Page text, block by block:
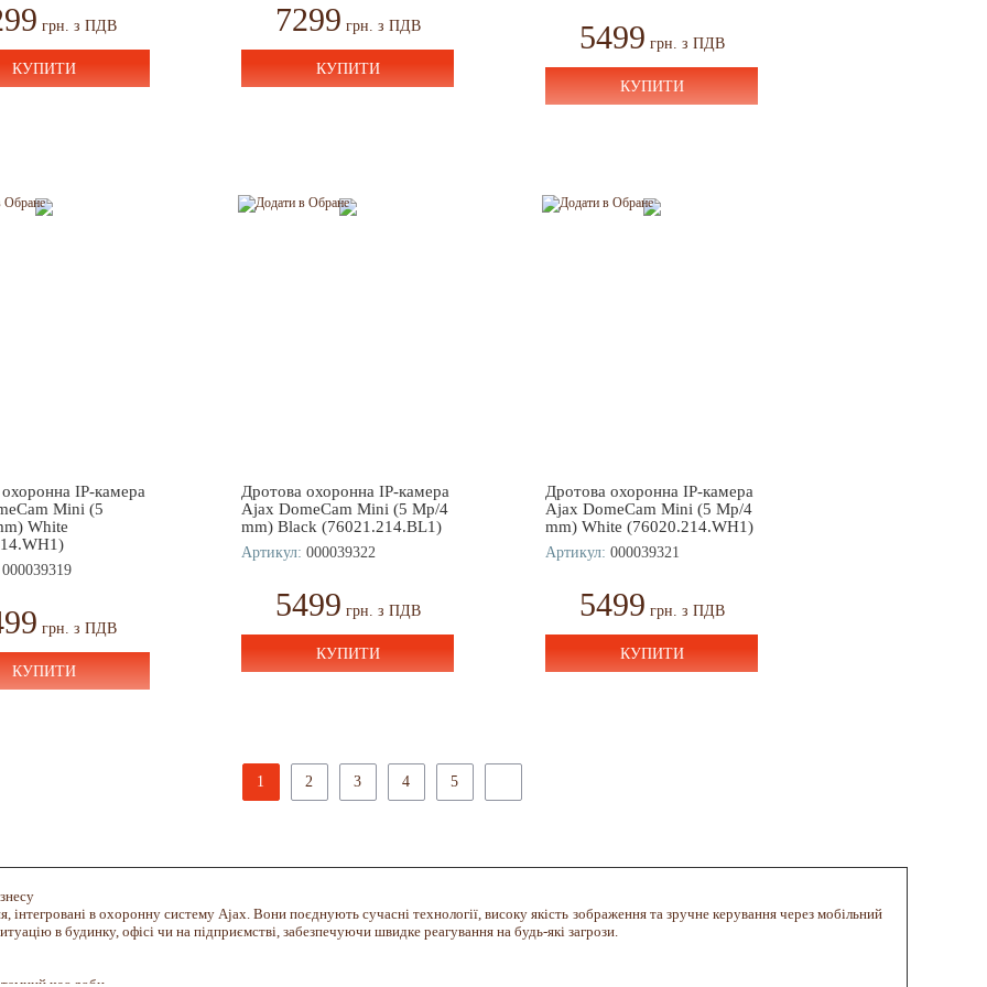
грн. з ПДВ
КУПИТИ
7299 грн. з ПДВ
КУПИТИ
5499 грн. з ПДВ
КУПИТИ
IP-камера
Mini (5
White
000039319
грн. з ПДВ
КУПИТИ
Дротова охоронна IP-камера
Ajax DomeCam Mini (5 Mp/4
mm) Black (76021.214.BL1)
Артикул: 000039322
5499 грн. з ПДВ
КУПИТИ
Дротова охоронна IP-камера
Ajax DomeCam Mini (5 Mp/4
mm) White (76020.214.WH1)
Артикул: 000039321
5499 грн. з ПДВ
КУПИТИ
1 2 3 4 5
інтегровані в охоронну систему Ajax. Вони поєднують сучасні технології, високу якість зображення та зручне керування через мобільний
в будинку, офісі чи на підприємстві, забезпечуючи швидке реагування на будь-які загрози.